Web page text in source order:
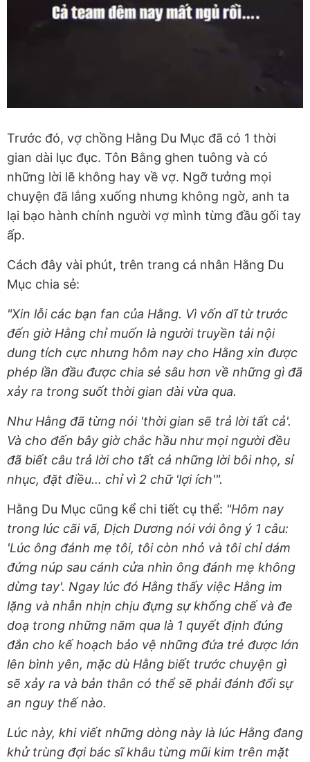
Trước đó, vợ chồng Hằng Du Mục đã có 1 thời
gian dài lục đục. Tôn Bằng ghen tuông và có
những lời lẽ không hay về vợ. Ngỡ tưởng mọi
chuyện đã lắng xuống nhưng không ngờ, anh ta
lại bạo hành chính người vợ mình từng đầu gối tay
ấp.
Cách đây vài phút, trên trang cá nhân Hằng Du
Mục chia sẻ:
"Xin lỗi các bạn fan của Hằng. Vì vốn dĩ từ trước
đến giờ Hằng chỉ muốn là người truyền tải nội
dung tích cực nhưng hôm nay cho Hằng xin được
phép lần đầu được chia sẻ sâu hơn về những gì đã
xảy ra trong suốt thời gian dài vừa qua.
Như Hằng đã từng nói 'thời gian sẽ trả lời tất cả'.
Và cho đến bây giờ chắc hầu như mọi người đều
đã biết câu trả lời cho tất cả những lời bôi nhọ, sỉ
nhục, đặt điều… chỉ vì 2 chữ 'lợi ích'".
Hằng Du Mục cũng kể chi tiết cụ thể: "Hôm nay
trong lúc cãi vã, Dịch Dương nói với ông ý 1 câu:
'Lúc ông đánh mẹ tôi, tôi còn nhỏ và tôi chỉ dám
đứng núp sau cánh cửa nhìn ông đánh mẹ không
dừng tay'. Ngay lúc đó Hằng thấy việc Hằng im
lặng và nhẫn nhịn chịu đựng sự khống chế và đe
doạ trong những năm qua là 1 quyết định đúng
đắn cho kế hoạch bảo vệ những đứa trẻ được lớn
lên bình yên, mặc dù Hằng biết trước chuyện gì
sẽ xảy ra và bản thân có thể sẽ phải đánh đổi sự
an nguy thế nào.
Lúc này, khi viết những dòng này là lúc Hằng đang
khử trùng đợi bác sĩ khâu từng mũi kim trên mặt